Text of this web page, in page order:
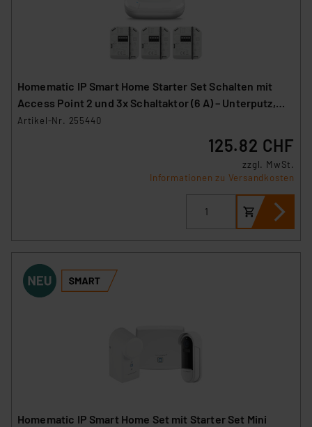
Homematic IP Smart Home Starter Set Schalten mit
Access Point 2 und 3x Schaltaktor (6 A) – Unterputz,
HmIP-HAP2 und HmIP-FS6
Artikel-Nr. 255440
125.82 CHF
zzgl. MwSt.
Informationen zu Versandkosten
Homematic IP Smart Home Set mit Starter Set Mini